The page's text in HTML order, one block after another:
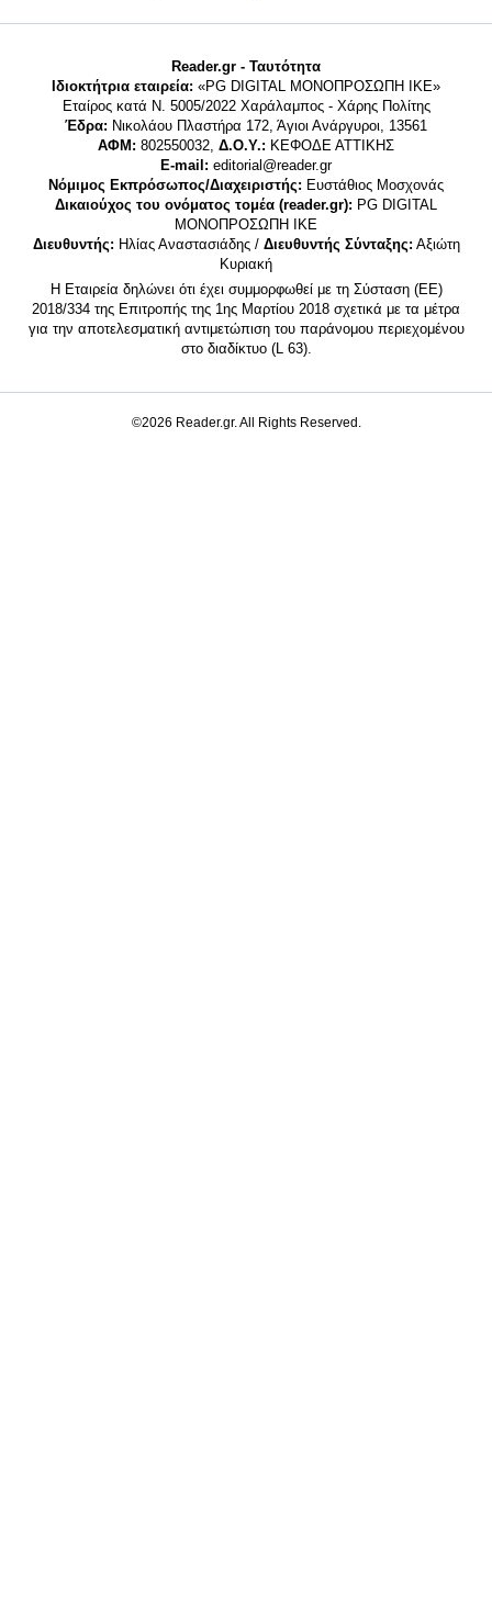
Reader.gr - Ταυτότητα
Ιδιοκτήτρια εταιρεία: «PG DIGITAL MONΟΠΡΟΣΩΠΗ ΙΚΕ»
Εταίρος κατά Ν. 5005/2022 Χαράλαμπος - Χάρης Πολίτης
Έδρα: Νικολάου Πλαστήρα 172, Άγιοι Ανάργυροι, 13561
ΑΦΜ: 802550032, Δ.Ο.Υ.: ΚΕΦΟΔΕ ΑΤΤΙΚΗΣ
E-mail: editorial@reader.gr
Νόμιμος Εκπρόσωπος/Διαχειριστής: Ευστάθιος Μοσχονάς
Δικαιούχος του ονόματος τομέα (reader.gr): PG DIGITAL
MONΟΠΡΟΣΩΠΗ ΙΚΕ
Διευθυντής: Ηλίας Αναστασιάδης / Διευθυντής Σύνταξης: Αξιώτη
Κυριακή
Η Εταιρεία δηλώνει ότι έχει συμμορφωθεί με τη Σύσταση (ΕΕ)
2018/334 της Επιτροπής της 1ης Μαρτίου 2018 σχετικά με τα μέτρα
για την αποτελεσματική αντιμετώπιση του παράνομου περιεχομένου
στο διαδίκτυο (L 63).
©2026 Reader.gr. All Rights Reserved.